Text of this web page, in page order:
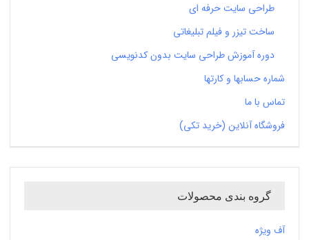
طراحی سایت حرفه ای
ساخت تیزر و فیلم تبلیغاتی
دوره آموزش طراحی سایت بدون کدنویسی
شماره حسابها و کارتها
تماس با ما
فروشگاه آنلاین (خرید تکی)
گروه بندی محصولات
آف ویژه